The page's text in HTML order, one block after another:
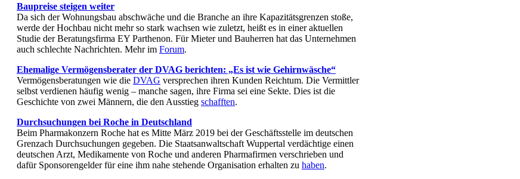
Baupreise steigen weiter
Da sich der Wohnungsbau abschwäche und die Branche an ihre Kapazitätsgrenzen stoße,
werde der Hochbau nicht mehr so stark wachsen wie zuletzt, heißt es in einer aktuellen
Studie der Beratungsfirma EY Parthenon. Für Mieter und Bauherren hat das Unternehmen
auch schlechte Nachrichten. Mehr im Forum.
Ehemalige Vermögensberater der DVAG berichten: „Es ist wie Gehirnwäsche“
Vermögensberatungen wie die DVAG versprechen ihren Kunden Reichtum. Die Vermittler
selbst verdienen häufig wenig – manche sagen, ihre Firma sei eine Sekte. Dies ist die
Geschichte von zwei Männern, die den Ausstieg schafften.
Durchsuchungen bei Roche in Deutschland
Beim Pharmakonzern Roche hat es Mitte März 2019 bei der Geschäftsstelle im deutschen
Grenzach Durchsuchungen gegeben. Die Staatsanwaltschaft Wuppertal verdächtige einen
deutschen Arzt, Medikamente von Roche und anderen Pharmafirmen verschrieben und
dafür Sponsorengelder für eine ihm nahe stehende Organisation erhalten zu haben.